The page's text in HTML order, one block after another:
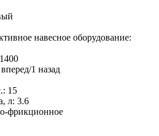
навесное оборудование:
1400
1 назад
15
л: 3.6
фрикционное